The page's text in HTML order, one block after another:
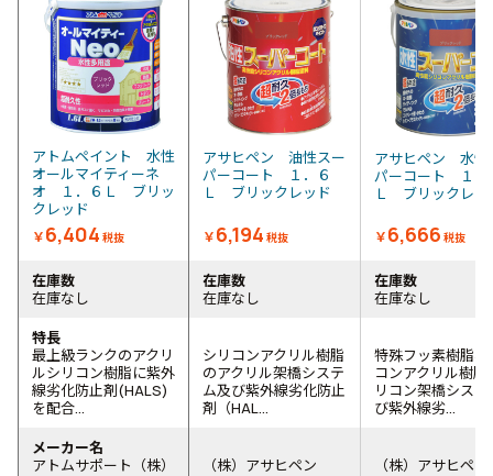
アトムペイント 水性
オールマイティーネ
オ １．６Ｌ ブリッ
クレッド
￥6,404 税抜
アサヒペン 油性スー
パーコート １．６
Ｌ ブリックレッド
￥6,194 税抜
アサヒペン 水性
パーコート １．
Ｌ ブリックレ
￥6,666 税抜
在庫数
在庫なし
在庫数
在庫なし
在庫数
在庫なし
特長
最上級ランクのアクリ
ルシリコン樹脂に紫外
線劣化防止剤(HALS)
を配合...
シリコンアクリル樹脂
のアクリル架橋システ
ム及び紫外線劣化防止
剤（HAL...
特殊フッ素樹脂、
コンアクリル樹脂
リコン架橋システ
び紫外線劣...
メーカー名
アトムサポート（株）
（株）アサヒペン
（株）アサヒペン